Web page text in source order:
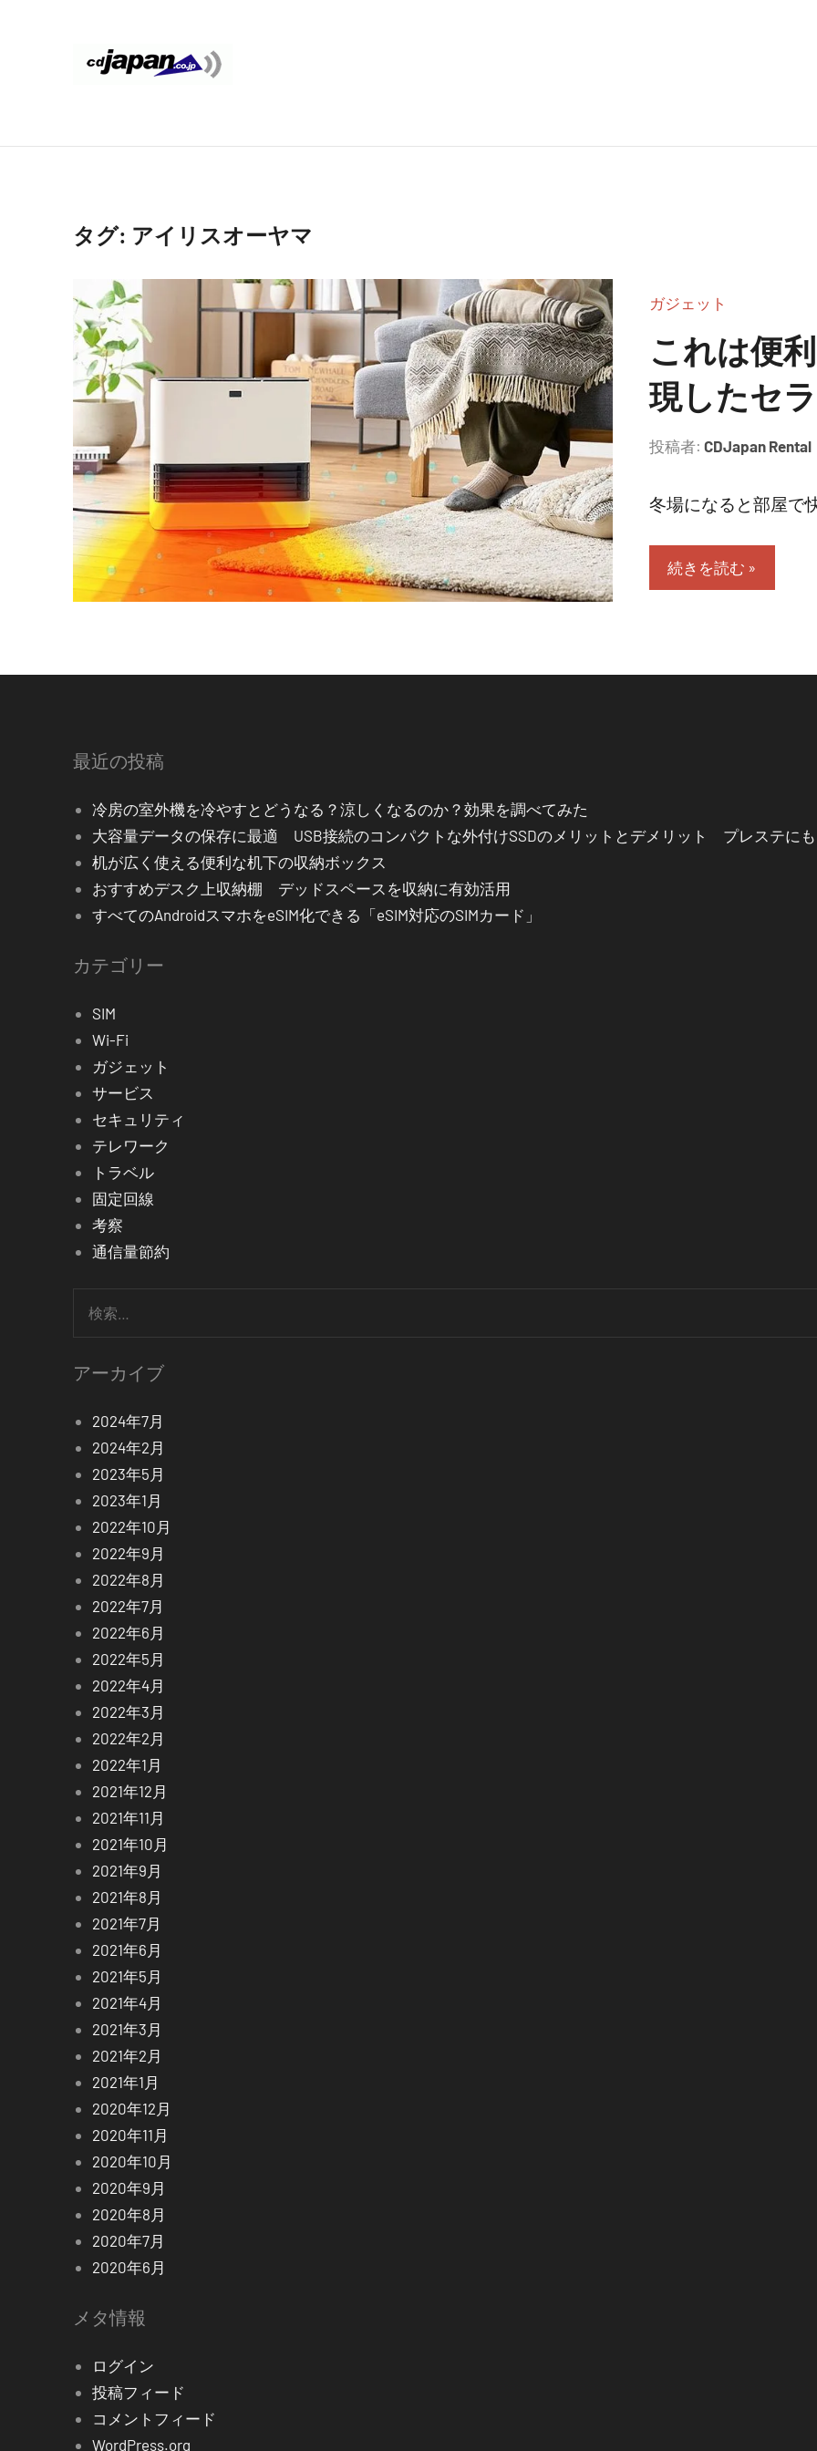
Rental
レ
ン
タ
ル
考
タグ: アイリスオーヤマ
ガジェット
これは便
現したセ
投稿者: CDJapan Rental
冬場になると部屋で
続きを読む
最近の投稿
冷房の室外機を冷やすとどうなる？涼しくなるのか？効果を調べてみた
大容量データの保存に最適 USB接続のコンパクトな外付けSSDのメリットとデメリット プレステに
机が広く使える便利な机下の収納ボックス
おすすめデスク上収納棚 デッドスペースを収納に有効活用
すべてのAndroidスマホをeSIM化できる「eSIM対応のSIMカード」
カテゴリー
SIM
Wi-Fi
ガジェット
サービス
セキュリティ
テレワーク
トラベル
固定回線
考察
通信量節約
索:
アーカイブ
2024年7月
2024年2月
2023年5月
2023年1月
2022年10月
2022年9月
2022年8月
2022年7月
2022年6月
2022年5月
2022年4月
2022年3月
2022年2月
2022年1月
2021年12月
2021年11月
2021年10月
2021年9月
2021年8月
2021年7月
2021年6月
2021年5月
2021年4月
2021年3月
2021年2月
2021年1月
2020年12月
2020年11月
2020年10月
2020年9月
2020年8月
2020年7月
2020年6月
メタ情報
ログイン
投稿フィード
コメントフィード
WordPress.org